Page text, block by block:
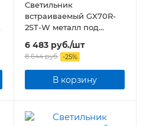
Светильник
встраиваемый GX70R-
2ST-W металл под
лампу GX70 230В
поворотный двойной
белый
6 483руб./шт
8 644руб. -25%
В корзину